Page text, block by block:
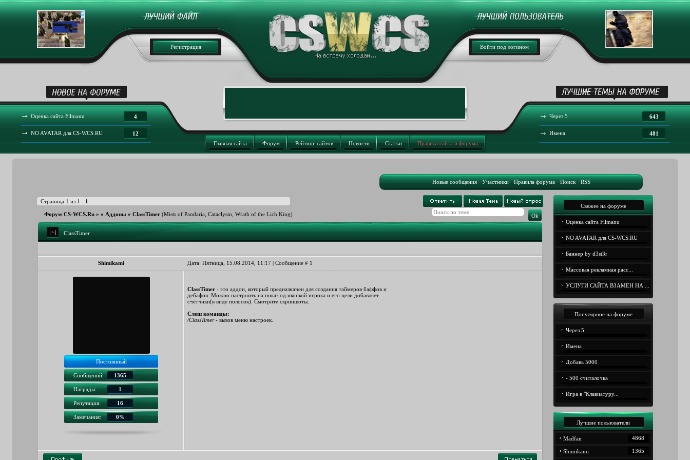
Регистрация Войти под логином
4
Оценка сайта Filmanu
12
NO AVATAR для CS-WCS.RU
643
Через 5
481
Имена
Главная сайта
Форум Рейтинг сайтов Новости Статьи Правила сайта и форума
Новые сообщения·Участники·Правила форума·Поиск·RSS
Страница 1 из 1 1
Форум CS-WCS.Ru » » Аддоны » ClassTimer (Mists of Pandaria, Cataclysm, Wrath of the Lich King)
ClassTimer
Shimikami Дата: Пятница, 15.08.2014, 11:17 | Сообщение # 1
Постоянный
Сообщений: 1365
Награды: 1
Репутация: 16
Замечания: 0%
ClassTimer - это аддон, который предназначен для создания таймеров баффов и
дебафов. Можно настроить на показ од иконкой игрока и его цели добавляет
счётчики(в виде полосок). Смотрите скриншоты.
Слеш команды:
/ClassTimer- вызов меню настроек.
Свежее на форуме
Оценка сайта Filmanu
NO AVATAR для CS-WCS.RU
Баннер by d3st3r
Массовая рекламная расс...
УСЛУГИ САЙТА ВЗАМЕН НА ...
Популярное на форуме
Через 5
Имена
Добавь 5000
- 500 считалочка
Игра в "Клавиатуру...
Лучшие пользователи
4868
Madfan
1365
Shimikami